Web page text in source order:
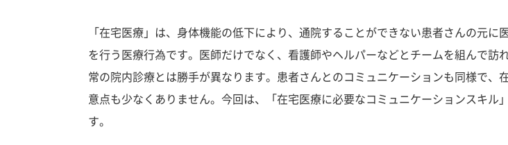
「在宅医療」は、身体機能の低下により、通院することができない患者さんの元に
を行う医療行為です。医師だけでなく、看護師やヘルパーなどとチームを組んで訪
常の院内診療とは勝手が異なります。患者さんとのコミュニケーションも同様で、
意点も少なくありません。今回は、「在宅医療に必要なコミュニケーションスキル
す。